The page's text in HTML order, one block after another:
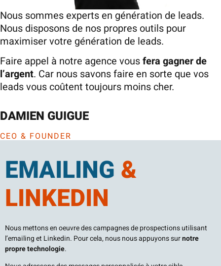
Nous sommes experts en génération de leads.
Nous disposons de nos propres outils pour
maximiser votre génération de leads.
Faire appel à notre agence vousfera gagner de
l’argent. Car nous savons faire en sorte que vos
leads vous coûtent toujours moins cher.
DAMIEN GUIGUE
CEO & FOUNDER
EMAILING &
LINKEDIN​
Nous mettons en oeuvre des campagnes de prospections utilisant
l’emailing et Linkedin. Pour cela, nous nous appuyons surnotre
propre technologie.